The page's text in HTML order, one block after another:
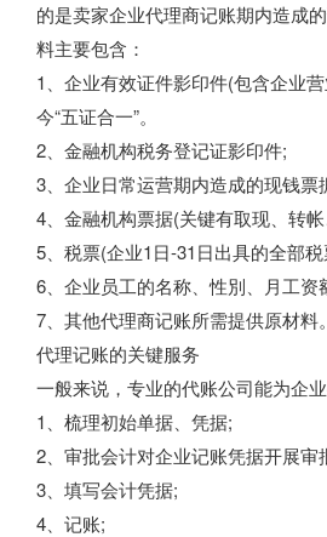
的是卖家企业代理商记账期内造成
料主要包含：
1、企业有效证件影印件(包含企业
今“五证合一”。
2、金融机构税务登记证影印件;
3、企业日常运营期内造成的现钱
4、金融机构票据(关键有取现、转
5、税票(企业1日-31日出具的全部
6、企业员工的名称、性別、月工
7、其他代理商记账所需提供原材料。
代理记账的关键服务
一般来说，专业的代账公司能为企
1、梳理初始单据、凭据;
2、审批会计对企业记账凭据开展审
3、填写会计凭据;
4、记账;